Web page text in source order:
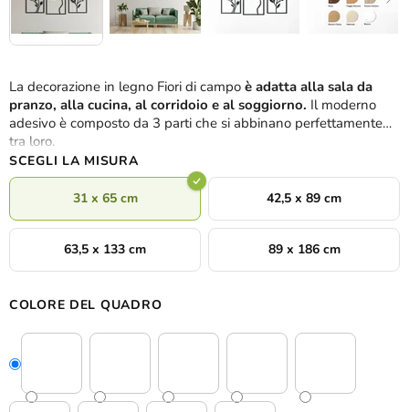
La decorazione in legno Fiori di campo è adatta alla sala da
pranzo, alla cucina, al corridoio e al soggiorno. Il moderno
adesivo è composto da 3 parti che si abbinano perfettamente
tra loro.
SCEGLI LA MISURA
31 x 65 cm 42,5 x 89 cm
63,5 x 133 cm 89 x 186 cm
COLORE DEL QUADRO